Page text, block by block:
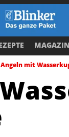
Angeln mit